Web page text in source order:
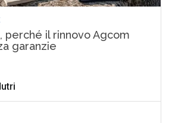
perché il rinnovo Agcom
garanzie